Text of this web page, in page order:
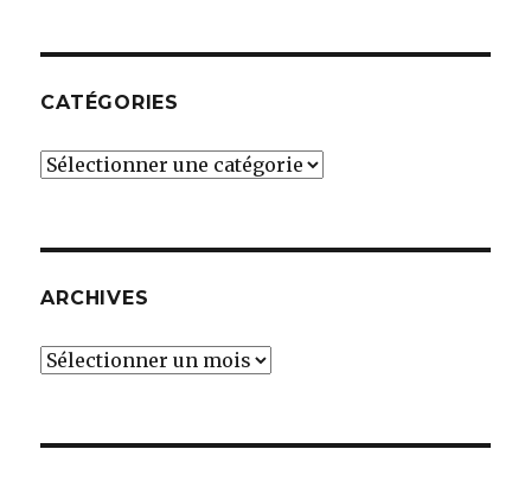
CATÉGORIES
Catégories
ARCHIVES
Archives